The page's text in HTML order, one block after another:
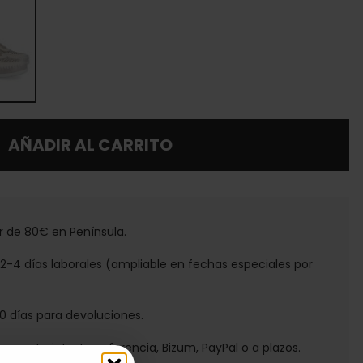
AÑADIR AL CARRITO
de 80€ en Península.
2-4 días laborales (ampliable en fechas especiales por
días para devoluciones.
con tarjeta, transferencia, Bizum, PayPal o a plazos.